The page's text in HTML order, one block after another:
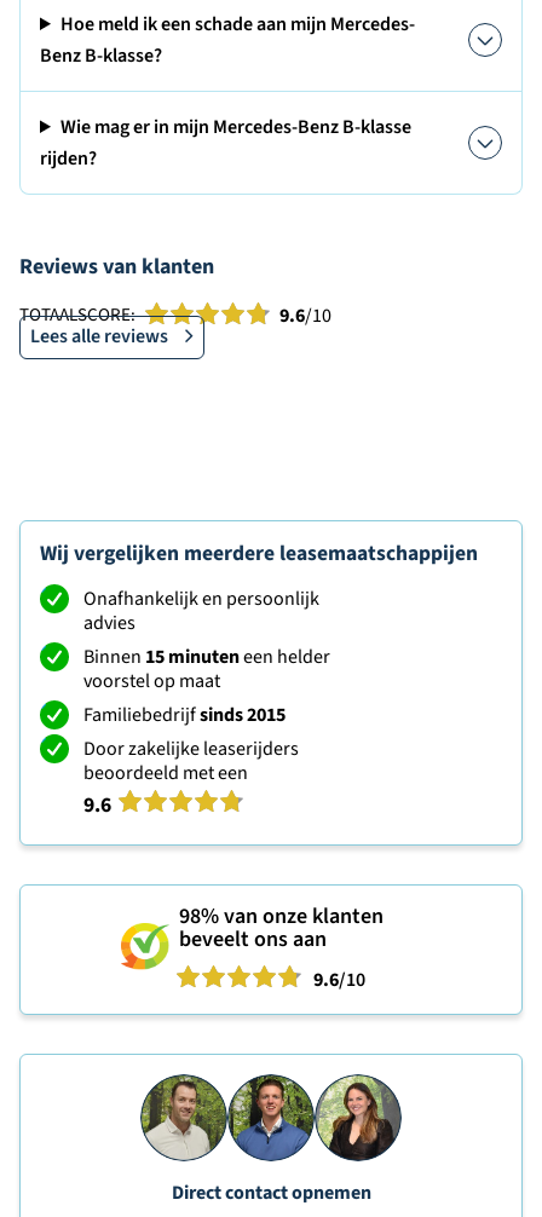
Hoe meld ik een schade aan mijn Mercedes-
Benz B-klasse?
Wie mag er in mijn Mercedes-Benz B-klasse
rijden?
Reviews van klanten
TOTAALSCORE: 9.6/10
Lees alle reviews
Wij vergelijken meerdere leasemaatschappijen
Onafhankelijk en persoonlijk
advies
Binnen 15 minuteneen helder
voorstel op maat
Familiebedrijfsinds 2015
Door zakelijke leaserijders
beoordeeld met een
9.6
98%van onze klanten
beveelt ons aan
9.6/10
Direct contact opnemen